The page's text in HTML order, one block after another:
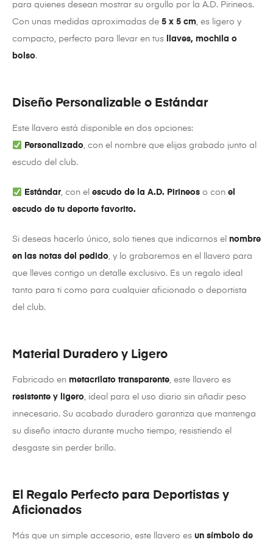
para quienes desean mostrar su orgullo por la A.D. Pirineos.
Con unas medidas aproximadas de 5 x 5 cm, es ligero y
compacto, perfecto para llevar en tus
llaves, mochila o
bolso.
Diseño Personalizable o Estándar
Este llavero está disponible en dos opciones:
Personalizado, con el nombre que elijas grabado junto al
escudo del club.
Estándar, con el escudo de la A.D. Pirineoso con el
escudo de tu deporte favorito.
Si deseas hacerlo único, solo tienes que indicarnos el nombre
en las notas del pedido, y lo grabaremos en el llavero para
que lleves contigo un detalle exclusivo. Es un regalo ideal
tanto para ti como para cualquier aficionado o deportista
del club.
Material Duradero y Ligero
Fabricado en metacrilato transparente, este llavero es
resistente y ligero, ideal para el uso diario sin añadir peso
innecesario. Su acabado duradero garantiza que mantenga
su diseño intacto durante mucho tiempo, resistiendo el
desgaste sin perder brillo.
El Regalo Perfecto para Deportistas y
Aficionados
Más que un simple accesorio, este llavero es un símbolo de